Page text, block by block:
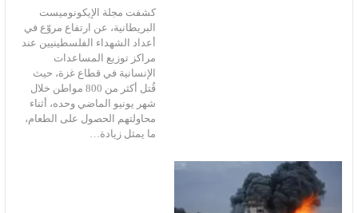
كشفت مجلة الإيكونوميست
البريطانية، عن ارتفاع مروّع في
أعداد الشهداء الفلسطينيين عند
مراكز توزيع المساعدات
الإنسانية في قطاع غزة، حيث
قُتل أكثر من 800 مواطن خلال
شهر يونيو الماضي وحده، أثناء
محاولتهم الحصول على الطعام،
ما يمثل زيادة…